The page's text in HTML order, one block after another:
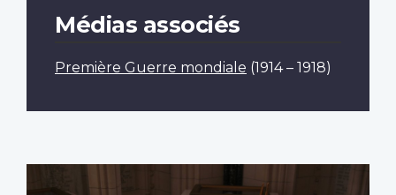
Médias associés
Première Guerre mondiale (1914 – 1918)